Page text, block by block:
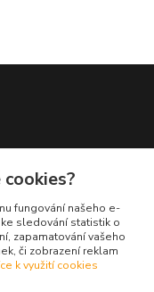
fungování našeho e-
sledování statistik o
zapamatování vašeho
či zobrazení reklam
k využití cookies